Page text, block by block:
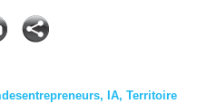
, IA, Territoire